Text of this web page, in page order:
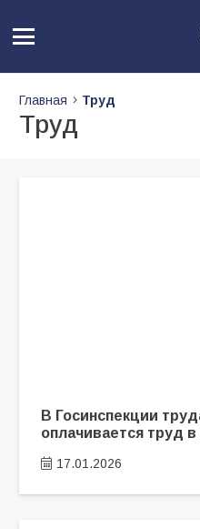
Главная Труд
Труд
В Госинспекции
оплачивается труд
17.01.2026